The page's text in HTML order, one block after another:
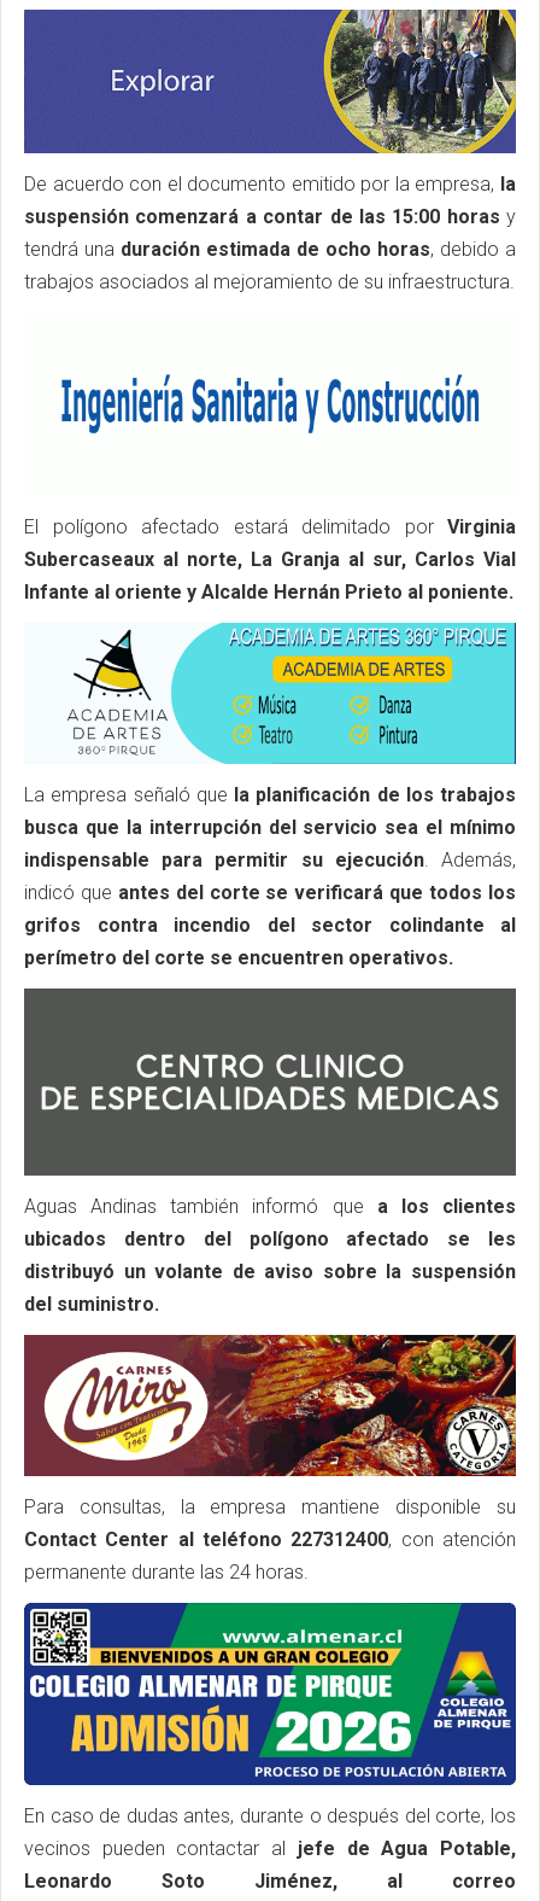
De acuerdo con el documento emitido por la empresa, la
suspensión comenzará a contar de las 15:00 horas y
tendrá una duración estimada de ocho horas, debido a
trabajos asociados al mejoramiento de su infraestructura.
El polígono afectado estará delimitado por Virginia
Subercaseaux al norte, La Granja al sur, Carlos Vial
Infante al oriente y Alcalde Hernán Prieto al poniente.
La empresa señaló que la planificación de los trabajos
busca que la interrupción del servicio sea el mínimo
indispensable para permitir su ejecución. Además,
indicó que antes del corte se verificará que todos los
grifos contra incendio del sector colindante al
perímetro del corte se encuentren operativos.
Aguas Andinas también informó que a los clientes
ubicados dentro del polígono afectado se les
distribuyó un volante de aviso sobre la suspensión
del suministro.
Para consultas, la empresa mantiene disponible su
Contact Center al teléfono 227312400, con atención
permanente durante las 24 horas.
En caso de dudas antes, durante o después del corte, los
vecinos pueden contactar al jefe de Agua Potable,
Leonardo Soto Jiménez, al correo